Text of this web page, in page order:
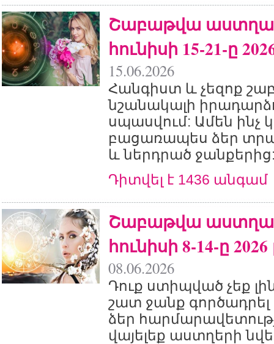
Շաբաթվա
հունիսի 15-21-ը
15.06.2026
Հանգիստ և չեզոք
նշանակալի
սպասվում: Ամեն ինչ
բացառապես ձեր
և ներդրած
Դիտվել է 1436 անգամ
Շաբաթվա
հունիսի 8-14-ը 2026
08.06.2026
Դուք ստիպված չեք
շատ ջանք գործադրել
ձեր
վայելեք աստղերի